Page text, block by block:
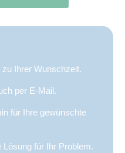
Ihrer Wunschzeit.
per E-Mail.
für Ihre gewünschte
für Ihr Problem.